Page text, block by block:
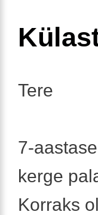
Tere
7-
kerge
Korraks